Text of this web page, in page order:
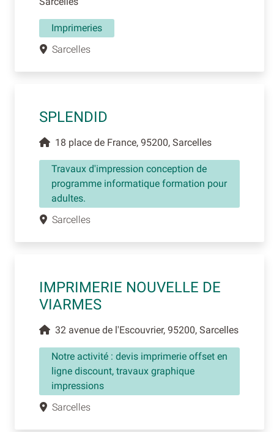
Imprimeries
Sarcelles
SPLENDID
18 place de France, 95200, Sarcelles
Travaux d'impression conception de
programme informatique formation pour
adultes.
Sarcelles
IMPRIMERIE NOUVELLE DE
VIARMES
32 avenue de l'Escouvrier, 95200, Sarcelles
Notre activité : devis imprimerie offset en
ligne discount, travaux graphique
impressions
Sarcelles